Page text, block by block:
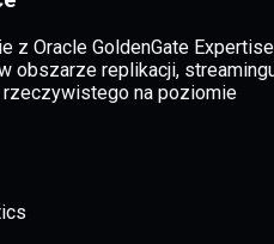
z Oracle GoldenGate Expertise
obszarze replikacji,
rzeczywistego na poziomie